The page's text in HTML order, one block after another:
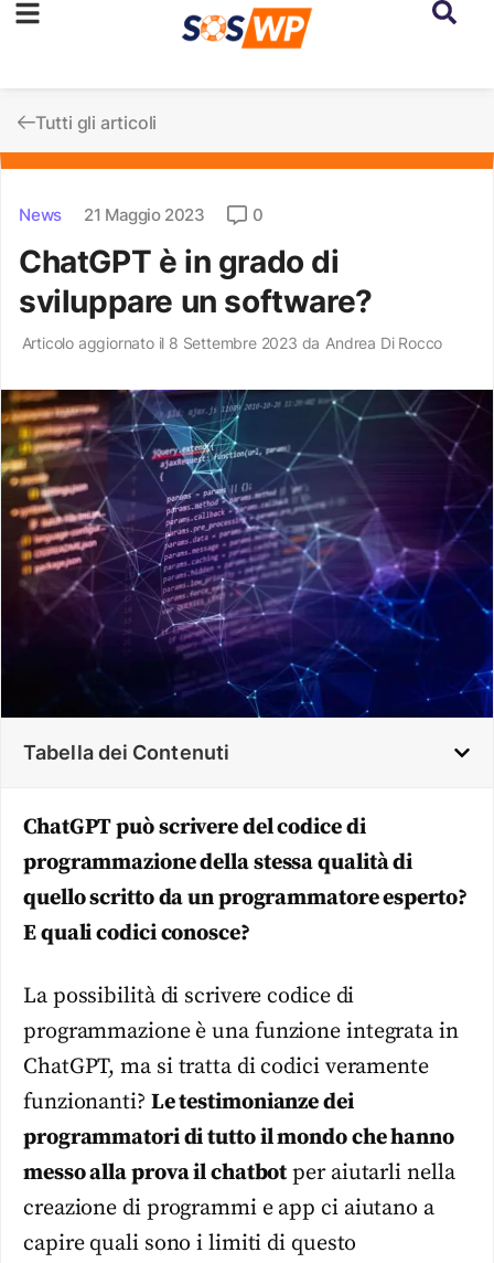
Tutti gli articoli
News 21 Maggio 2023 0
ChatGPT è in grado di
sviluppare un software?
Articolo aggiornato il 8 Settembre 2023 da Andrea Di Rocco
Tabella dei Contenuti
ChatGPT può scrivere del codice di
programmazione della stessa qualità di
quello scritto da un programmatore esperto?
E quali codici conosce?
La possibilità di scrivere codice di
programmazione è una funzione integrata in
ChatGPT, ma si tratta di codici veramente
funzionanti? Le testimonianze dei
programmatori di tutto il mondo che hanno
messo alla prova il chatbotper aiutarli nella
creazione di programmi e app ci aiutano a
capire quali sono i limiti di questo